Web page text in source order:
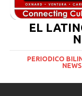
EL
PERIODICO